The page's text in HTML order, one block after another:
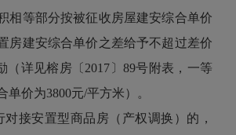
相等部分按被征收房屋建安综合单价
房建安综合单价之差给予不超过差价
（详见榕房〔2017〕89号附表，一等
单价为3800元/平方米）。
安置型商品房（产权调换）的，